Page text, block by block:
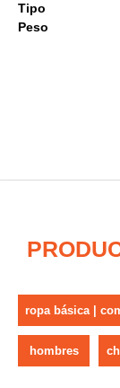
Tipo
Peso
ropa básica |
hombres